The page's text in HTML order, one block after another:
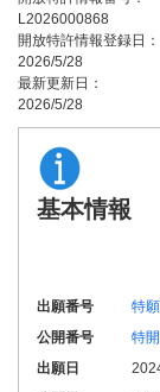
L2026000868
開放特許情報登録日：
2026/5/28
最新更新日：
2026/5/28
基本情報
出願番号
特
公開番号
特
出願日